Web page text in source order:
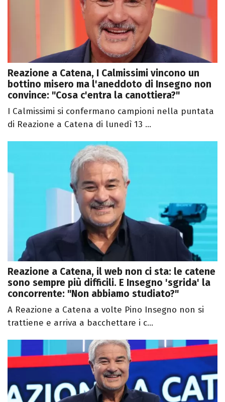
Reazione a Catena, I Calmissimi vincono un
bottino misero ma l'aneddoto di Insegno non
convince: "Cosa c'entra la canottiera?"
I Calmissimi si confermano campioni nella puntata
di Reazione a Catena di lunedì 13 ...
Reazione a Catena, il web non ci sta: le catene
sono sempre più difficili. E Insegno 'sgrida' la
concorrente: "Non abbiamo studiato?"
A Reazione a Catena a volte Pino Insegno non si
trattiene e arriva a bacchettare i c...